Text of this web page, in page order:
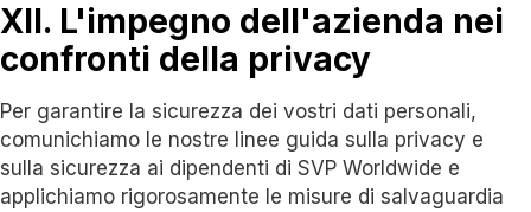
XII. L'impegno dell'azienda nei
confronti della privacy
Per garantire la sicurezza dei vostri dati personali,
comunichiamo le nostre linee guida sulla privacy e
sulla sicurezza ai dipendenti di SVP Worldwide e
applichiamo rigorosamente le misure di salvaguardia